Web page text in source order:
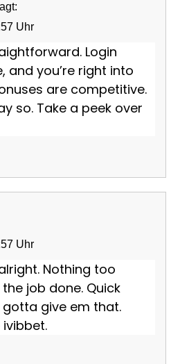
Uhr
Login
and you’re right into
are competitive.
so. Take a peek over
Uhr
Nothing too
job done. Quick
give em that.
ivibbet.